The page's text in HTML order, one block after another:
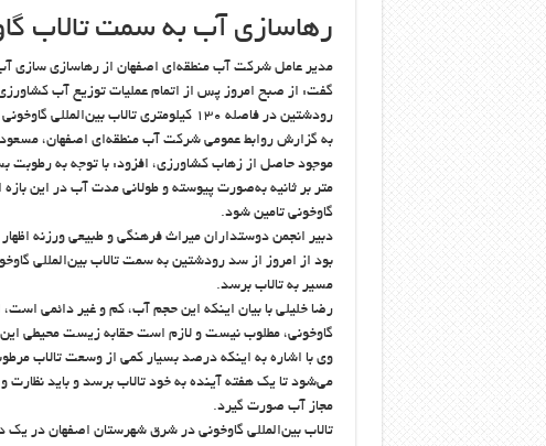
رهاسازی آب به سمت تالاب
مدیر عامل شرکت آب منطقه‌ای اصفهان از رهاسازی سازی
گفت: از صبح امروز پس از اتمام عملیات توزیع آب
رودشتین در فاصله ۱۳۰ کیلومتری تالاب بین‌المللی گاوخونی با دبی ۶ متر مکعب بر ثانیه به سمت تالاب جاری شد.
به گزارش روابط عمومی شرکت آب منطقه‌ای اصفهان،
موجود حاصل از زهاب کشاورزی، افزود: با توجه به رطوبت
متر بر ثانیه به‌صورت پیوسته و طولانی مدت آب در این
گاوخونی تامین شود.
دبیر انجمن دوستداران میراث فرهنگی و طبیعی ورزنه
بود از امروز از سد رودشتین به سمت تالاب بین‌المللی
مسیر به تالاب برسد.
رضا خلیلی با بیان اینکه این حجم آب، کم و غیر دائمی
گاوخونی، مطلوب نیست و لازم است حقابه زیست محیطی
وی با اشاره به اینکه درصد بسیار کمی از وسعت تالاب
می‌شود تا یک هفته آینده به خود تالاب برسد و باید
مجاز آب صورت گیرد.
تالاب بین‌المللی گاوخونی در شرق شهرستان اصفهان در